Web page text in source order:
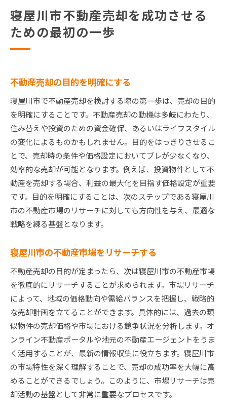
不動産売却の市場動向を理解し賢く売却を進める
寝屋川市の最新不動産市場動向をチェック
競合物件の動向を調査する
寝屋川市の地域特性を活かした物件の魅力最大化術
寝屋川市の魅力を物件に反映させる
地域の生活環境を物件紹介で強調する
学校や商業施設の利便性をアピール
地元の特徴を活かした物件のブランディング
物件内覧で地域の良さを伝える方法
地域密着型のプロモーション戦略
売却価格設定のためのマーケット分析
競合物件との差別化ポイントを見つける
売却プロモーションの効果的活用方法
価格再評価を行うタイミングを見定める
買い手の視点を取り入れた価格戦略
寝屋川市の不動産売却をスムーズに進めるための秘
訣
売却プロセスの流れを把握する
必要な書類と手続きを事前に準備する
寝屋川市不動産売却を成功させる
ための最初の一歩
不動産売却の目的を明確にする
寝屋川市で不動産売却を検討する際の第一歩は、売却の目的
を明確にすることです。不動産売却の動機は多岐にわたり、
住み替えや投資のための資金確保、あるいはライフスタイル
の変化によるものかもしれません。目的をはっきりさせるこ
とで、売却時の条件や価格設定においてブレが少なくなり、
効率的な売却が可能となります。例えば、投資物件として不
動産を売却する場合、利益の最大化を目指す価格設定が重要
です。目的を明確にすることは、次のステップである寝屋川
市の不動産市場のリサーチに対しても方向性を与え、最適な
戦略を練る基盤となります。
寝屋川市の不動産市場をリサーチする
不動産売却の目的が定まったら、次は寝屋川市の不動産市場
を徹底的にリサーチすることが求められます。市場リサーチ
によって、地域の価格動向や需給バランスを把握し、戦略的
な売却計画を立てることができます。具体的には、過去の類
似物件の売却価格や市場における競争状況を分析します。オ
ンライン不動産ポータルや地元の不動産エージェントをうま
く活用することが、最新の情報収集に役立ちます。寝屋川市
の市場特性を深く理解することで、売却の成功率を大幅に高
めることができるでしょう。このように、市場リサーチは売
却活動の基盤として非常に重要なプロセスです。